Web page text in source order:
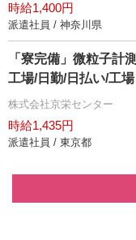
時給1,400円
派遣社員 / 神奈川県
「寮完備」微粒子計
工場/日勤/日払い/工
株式会社京栄センター
時給1,435円
派遣社員 / 東京都